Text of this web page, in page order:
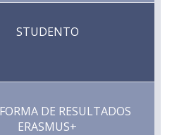
STUDENTO
DE RESULTADOS
ERASMUS+